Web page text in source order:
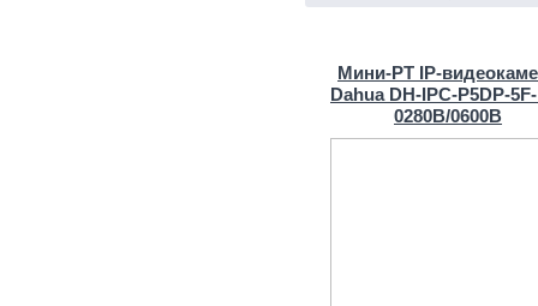
Мини-PT IP-
Dahua DH-IPC-P5DP-
0280B/0600B